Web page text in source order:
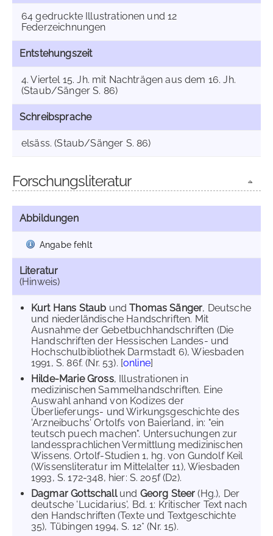
64 gedruckte Illustrationen und 12
Federzeichnungen
Entstehungszeit
4. Viertel 15. Jh. mit Nachträgen aus dem 16. Jh.
(Staub/Sänger S. 86)
Schreibsprache
elsäss. (Staub/Sänger S. 86)
Forschungsliteratur
Abbildungen
Angabe fehlt
Literatur
(Hinweis)
Kurt Hans Staub undThomas Sänger, Deutsche
und niederländische Handschriften. Mit
Ausnahme der Gebetbuchhandschriften (Die
Handschriften der Hessischen Landes- und
Hochschulbibliothek Darmstadt 6), Wiesbaden
1991, S. 86f. (Nr. 53). [online]
Hilde-Marie Gross, Illustrationen in
medizinischen Sammelhandschriften. Eine
Auswahl anhand von Kodizes der
Überlieferungs- und Wirkungsgeschichte des
'Arzneibuchs' Ortolfs von Baierland, in: "ein
teutsch puech machen". Untersuchungen zur
landessprachlichen Vermittlung medizinischen
Wissens. Ortolf-Studien 1, hg. von Gundolf Keil
(Wissensliteratur im Mittelalter 11), Wiesbaden
1993, S. 172-348, hier: S. 205f (D2).
Dagmar Gottschallund Georg Steer(Hg.), Der
deutsche 'Lucidarius', Bd. 1: Kritischer Text nach
den Handschriften (Texte und Textgeschichte
35), Tübingen 1994, S. 12* (Nr. 15).